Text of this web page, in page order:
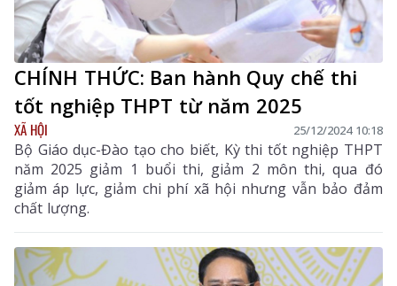
CHÍNH THỨC: Ban hành Quy chế thi
tốt nghiệp THPT từ năm 2025
XÃ HỘI 25/12/2024 10:18
Bộ Giáo dục-Đào tạo cho biết, Kỳ thi tốt nghiệp THPT
năm 2025 giảm 1 buổi thi, giảm 2 môn thi, qua đó
giảm áp lực, giảm chi phí xã hội nhưng vẫn bảo đảm
chất lượng.